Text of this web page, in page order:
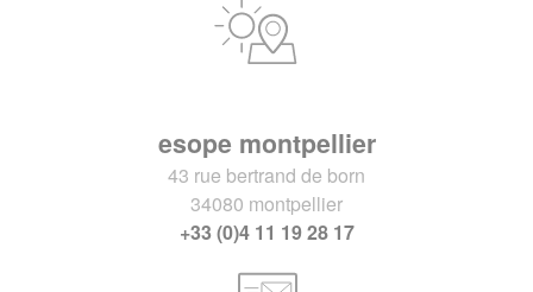
esope montpellier
43 rue bertrand de born
34080 montpellier
+33 (0)4 11 19 28 17